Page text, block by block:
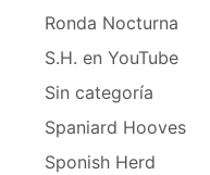
Ronda Nocturna
S.H. en YouTube
Sin categoría
Spaniard Hooves
Sponish Herd